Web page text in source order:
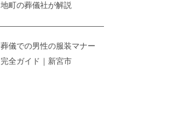
地町の葬儀社が解説
葬儀での男性の服装マナー
完全ガイド｜新宮市